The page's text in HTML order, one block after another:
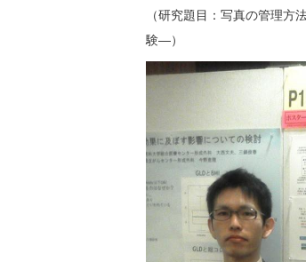
（研究題目：写真の管理
験―）